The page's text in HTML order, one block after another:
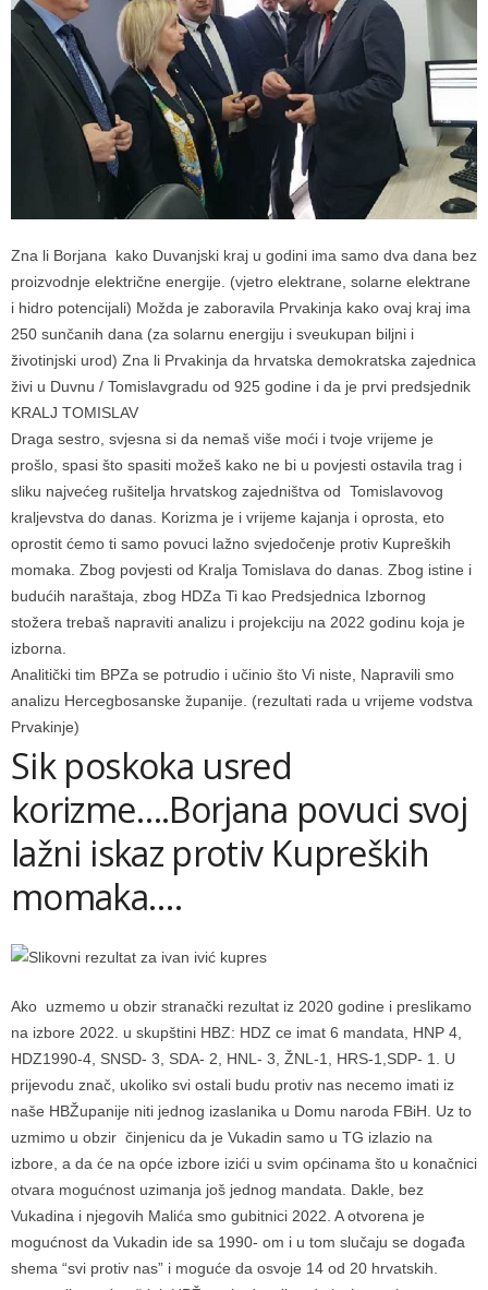
Zna li Borjana kako Duvanjski kraj u godini ima samo dva dana bez
proizvodnje električne energije. (vjetro elektrane, solarne elektrane
i hidro potencijali) Možda je zaboravila Prvakinja kako ovaj kraj ima
250 sunčanih dana (za solarnu energiju i sveukupan biljni i
životinjski urod) Zna li Prvakinja da hrvatska demokratska zajednica
živi u Duvnu / Tomislavgradu od 925 godine i da je prvi predsjednik
KRALJ TOMISLAV
Draga sestro, svjesna si da nemaš više moći i tvoje vrijeme je
prošlo, spasi što spasiti možeš kako ne bi u povjesti ostavila trag i
sliku najvećeg rušitelja hrvatskog zajedništva od Tomislavovog
kraljevstva do danas. Korizma je i vrijeme kajanja i oprosta, eto
oprostit ćemo ti samo povuci lažno svjedočenje protiv Kupreških
momaka. Zbog povjesti od Kralja Tomislava do danas. Zbog istine i
budućih naraštaja, zbog HDZa Ti kao Predsjednica Izbornog
stožera trebaš napraviti analizu i projekciju na 2022 godinu koja je
izborna.
Analitički tim BPZa se potrudio i učinio što Vi niste, Napravili smo
analizu Hercegbosanske županije. (rezultati rada u vrijeme vodstva
Prvakinje)
Sik poskoka usred
korizme….Borjana povuci svoj
lažni iskaz protiv Kupreških
momaka….
Ako uzmemo u obzir stranački rezultat iz 2020 godine i preslikamo
na izbore 2022. u skupštini HBZ: HDZ ce imat 6 mandata, HNP 4,
HDZ1990-4, SNSD- 3, SDA- 2, HNL- 3, ŽNL-1, HRS-1,SDP- 1. U
prijevodu znač, ukoliko svi ostali budu protiv nas necemo imati iz
naše HBŽupanije niti jednog izaslanika u Domu naroda FBiH. Uz to
uzmimo u obzir činjenicu da je Vukadin samo u TG izlazio na
izbore, a da će na opće izbore izići u svim općinama što u konačnici
otvara mogućnost uzimanja još jednog mandata. Dakle, bez
Vukadina i njegovih Malića smo gubitnici 2022. A otvorena je
mogućnost da Vukadin ide sa 1990- om i u tom slučaju se događa
shema “svi protiv nas” i moguće da osvoje 14 od 20 hrvatskih.